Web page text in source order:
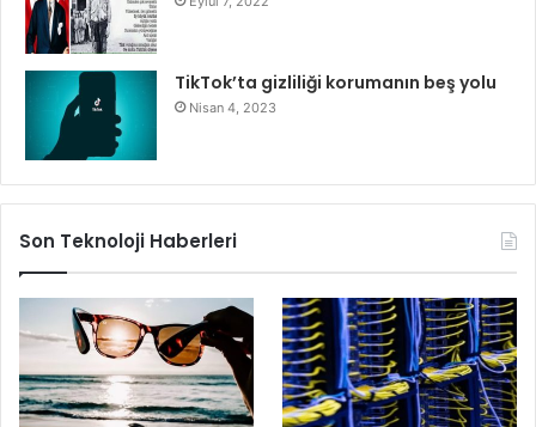
TikTok’ta gizliliği korumanın beş yolu
Nisan 4, 2023
Son Teknoloji Haberleri